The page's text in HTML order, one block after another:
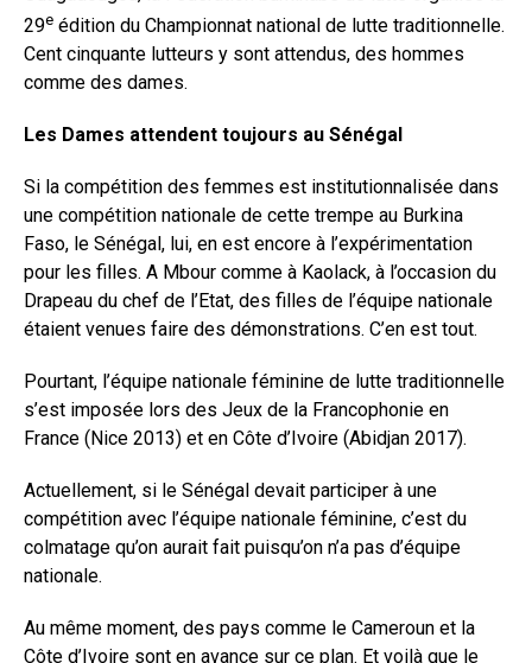
29e édition du Championnat national de lutte traditionnelle.
Cent cinquante lutteurs y sont attendus, des hommes
comme des dames.
Les Dames attendent toujours au Sénégal
Si la compétition des femmes est institutionnalisée dans
une compétition nationale de cette trempe au Burkina
Faso, le Sénégal, lui, en est encore à l’expérimentation
pour les filles. A Mbour comme à Kaolack, à l’occasion du
Drapeau du chef de l’Etat, des filles de l’équipe nationale
étaient venues faire des démonstrations. C’en est tout.
Pourtant, l’équipe nationale féminine de lutte traditionnelle
s’est imposée lors des Jeux de la Francophonie en
France (Nice 2013) et en Côte d’Ivoire (Abidjan 2017).
Actuellement, si le Sénégal devait participer à une
compétition avec l’équipe nationale féminine, c’est du
colmatage qu’on aurait fait puisqu’on n’a pas d’équipe
nationale.
Au même moment, des pays comme le Cameroun et la
Côte d’Ivoire sont en avance sur ce plan. Et voilà que le